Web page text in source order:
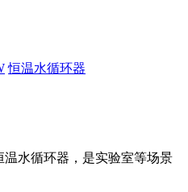
恒温水循环器
温水循环器，是实验室等场景